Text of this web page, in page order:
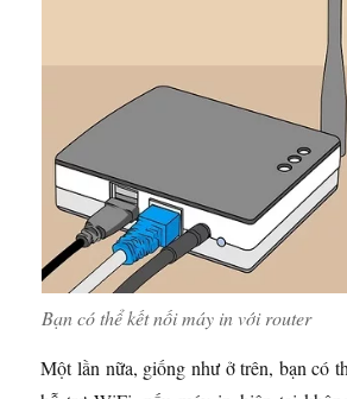
Bạn có thể kết nối máy in với router
Một lần nữa, giống như ở trên, bạn có